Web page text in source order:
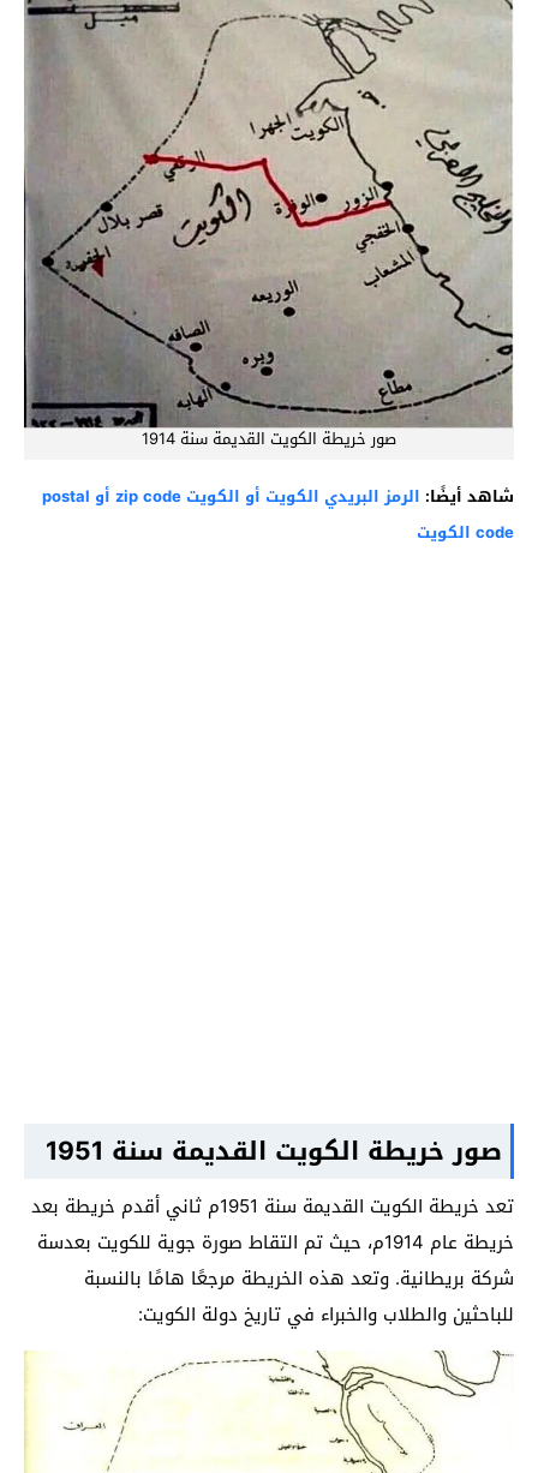
صور خريطة الكويت القديمة سنة 1914
شاهد أيضًا:
الرمز البريدي الكويت أو الكويت zip code أو postal
code الكويت
صور خريطة الكويت القديمة سنة 1951
تعد خريطة الكويت القديمة سنة 1951م ثاني أقدم خريطة بعد
خريطة عام 1914م، حيث تم التقاط صورة جوية للكويت بعدسة
شركة بريطانية. وتعد هذه الخريطة مرجعًا هامًا بالنسبة
للباحثين والطلاب والخبراء في تاريخ دولة الكويت: